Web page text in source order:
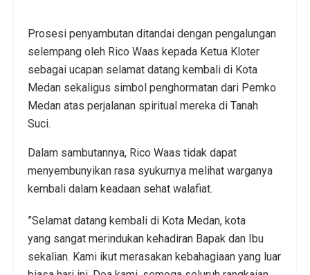
Prosesi penyambutan ditandai dengan pengalungan
selempang oleh Rico Waas kepada Ketua Kloter
sebagai ucapan selamat datang kembali di Kota
Medan sekaligus simbol penghormatan dari Pemko
Medan atas perjalanan spiritual mereka di Tanah
Suci.
Dalam sambutannya, Rico Waas tidak dapat
menyembunyikan rasa syukurnya melihat warganya
kembali dalam keadaan sehat walafiat.
​”Selamat datang kembali di Kota Medan, kota
yang sangat merindukan kehadiran Bapak dan Ibu
sekalian. Kami ikut merasakan kebahagiaan yang luar